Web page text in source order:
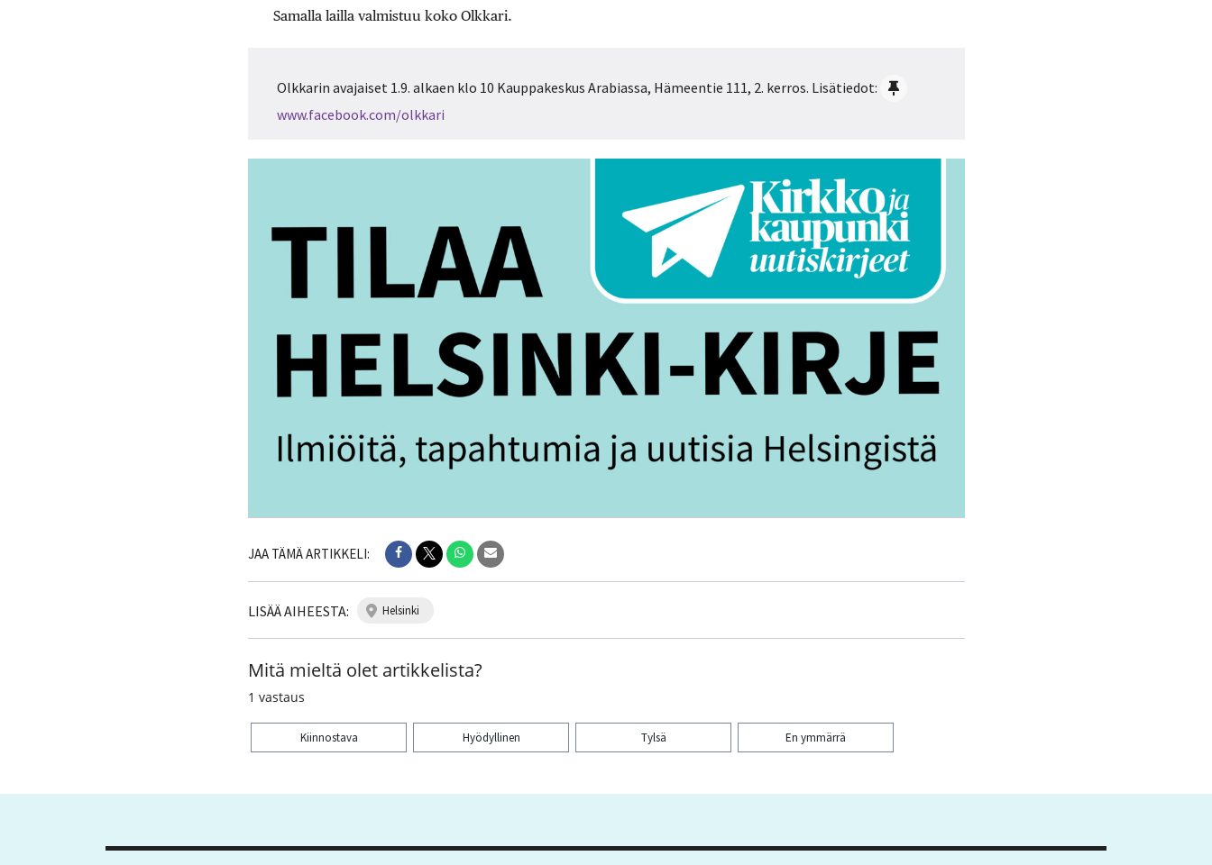
Samalla lailla valmistuu koko Olkkari.
Olkkarin avajaiset 1.9. alkaen klo 10 Kauppakeskus Arabiassa, Hämeentie 111, 2. kerros. Lisätiedot:
www.facebook.com/olkkari
JAA TÄMÄ ARTIKKELI:
LISÄÄ AIHEESTA: helsinki
Mitä mieltä olet artikkelista?
1 vastaus
Kiinnostava Hyödyllinen Tylsä En ymmärrä